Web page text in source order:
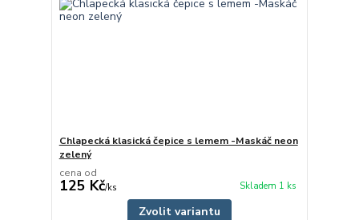
Chlapecká klasická čepice s lemem -Maskáč neon
zelený
cena od
125 Kč/ks Skladem 1 ks
Zvolit variantu